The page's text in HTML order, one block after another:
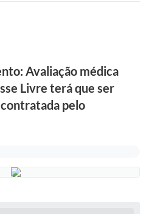
Avaliação médica
Livre terá que ser
pelo